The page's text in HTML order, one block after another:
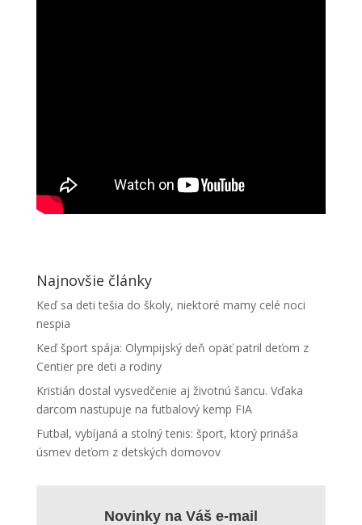
Najnovšie články
Keď sa deti tešia do školy, niektoré mamy celé noci
nespia
Keď šport spája: Olympijský deň opäť patril deťom z
Centier pre deti a rodiny
Kristián dostal vysvedčenie aj životnú šancu. Vďaka
darcom nastupuje na futbalový kemp FIA
Futbal, vybíjaná a stolný tenis: šport, ktorý prináša
úsmev deťom z detských domovov
Novinky na Váš e-mail